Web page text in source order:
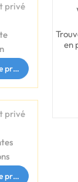
en
privé
privé